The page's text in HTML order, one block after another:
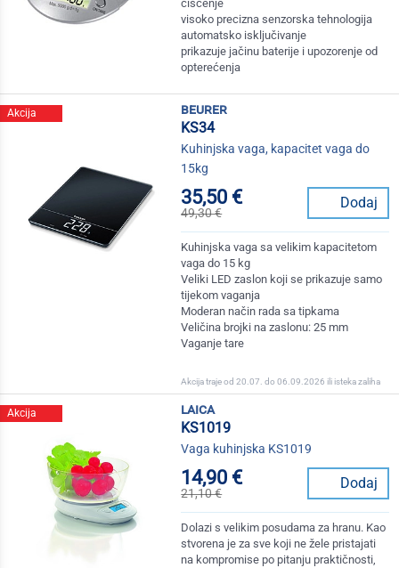
čišćenje
visoko precizna senzorska tehnologija
automatsko isključivanje
prikazuje jačinu baterije i upozorenje od
opterećenja
Akcija
beurer
KS34
Kuhinjska vaga, kapacitet vaga do
15kg
35,50 €
49,30 €
Dodaj
Kuhinjska vaga sa velikim kapacitetom
vaga do 15 kg
Veliki LED zaslon koji se prikazuje samo
tijekom vaganja
Moderan način rada sa tipkama
Veličina brojki na zaslonu: 25 mm
Vaganje tare
Akcija traje od 20.07. do 06.09.2026 ili isteka zaliha
Akcija
laica
KS1019
Vaga kuhinjska KS1019
14,90 €
21,10 €
Dodaj
Dolazi s velikim posudama za hranu. Kao
stvorena je za sve koji ne žele pristajati
na kompromise po pitanju praktičnosti,